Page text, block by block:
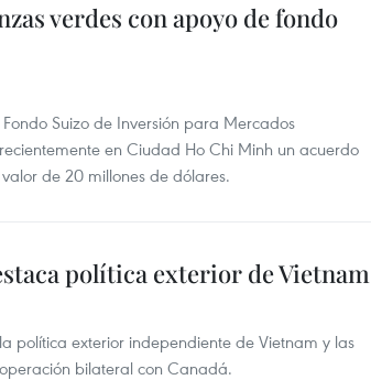
verdes con apoyo de fondo
Suizo de Inversión para Mercados
en Ciudad Ho Chi Minh un acuerdo
de 20 millones de dólares.
política exterior de Vietnam
política exterior independiente de Vietnam y las
bilateral con Canadá.